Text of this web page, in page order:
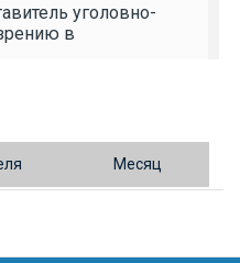
уголовно-
в
выращивание
Месяц